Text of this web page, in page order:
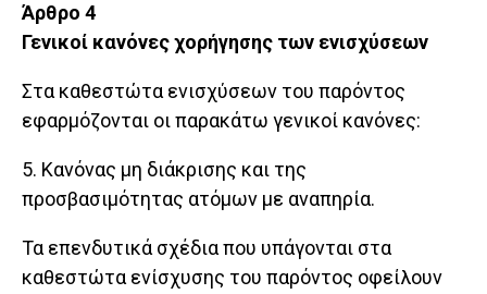
Άρθρο 4
Γενικοί κανόνες χορήγησης των ενισχύσεων
Στα καθεστώτα ενισχύσεων του παρόντος
εφαρμόζονται οι παρακάτω γενικοί κανόνες:
5. Κανόνας μη διάκρισης και της
προσβασιμότητας ατόμων με αναπηρία.
Τα επενδυτικά σχέδια που υπάγονται στα
καθεστώτα ενίσχυσης του παρόντος οφείλουν